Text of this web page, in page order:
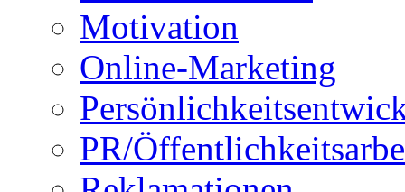
Motivation
Online-Marketing
PR/